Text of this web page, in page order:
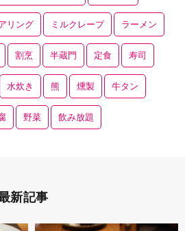
リング ミルクレープ ラーメン
割烹 半蔵門 定食 寿司
水炊き 熊 燻製 牛タン
野菜 飲み放題
新記事